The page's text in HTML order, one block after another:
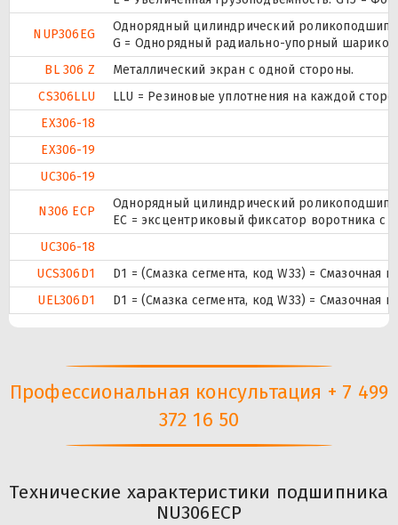
NUP306EG
Однорядный цилиндрический
G = Однорядный радиально-упорный
BL 306 Z
Металлический экран с одной стороны.
CS306LLU
LLU = Резиновые уплотнения на каждой
EX306-18
EX306-19
UC306-19
N306 ECP
Однорядный цилиндрический
ЕС = эксцентриковый фиксатор воротника с
UC306-18
UCS306D1
D1 = (Смазка сегмента, код W33) =
UEL306D1
D1 = (Смазка сегмента, код W33) =
Профессиональная консультация + 7 499
372 16 50
Технические характеристики подшипника
NU306ECP